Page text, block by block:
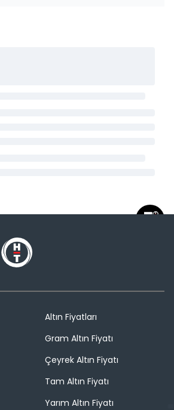
Altın Fiyatları
Gram Altın Fiyatı
Çeyrek Altın Fiyatı
Tam Altın Fiyatı
Yarım Altın Fiyatı